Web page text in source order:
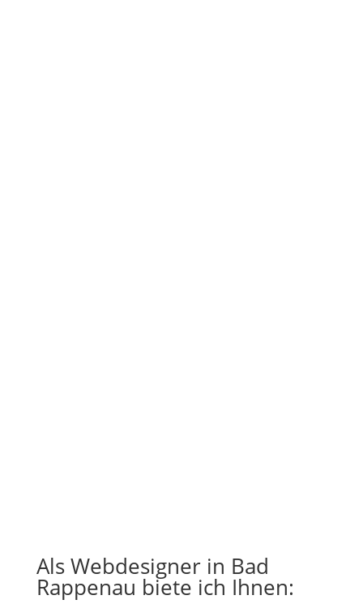
Als Webdesigner in Bad
Rappenau biete ich Ihnen: